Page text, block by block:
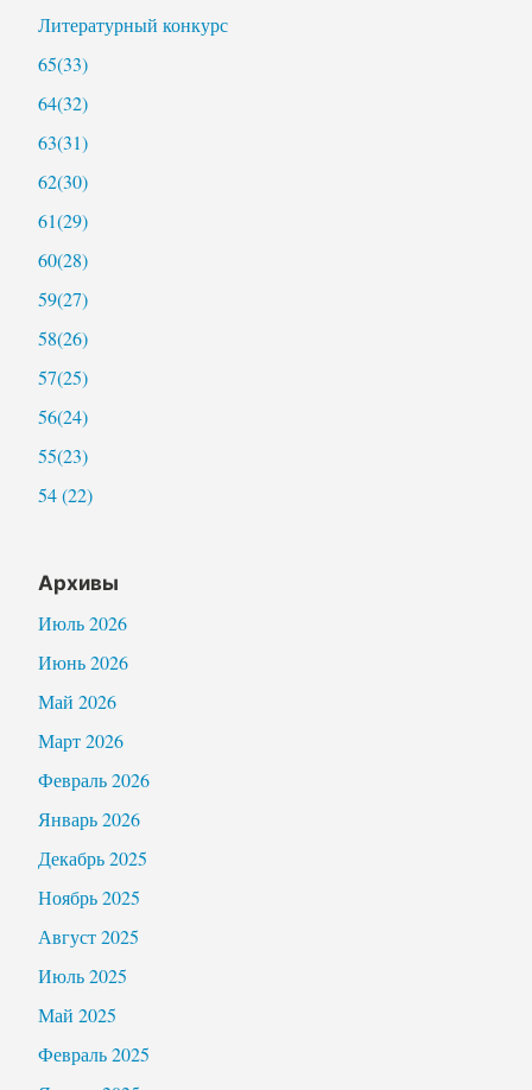
Литературный конкурс
65(33)
64(32)
63(31)
62(30)
61(29)
60(28)
59(27)
58(26)
57(25)
56(24)
55(23)
54 (22)
Архивы
Июль 2026
Июнь 2026
Май 2026
Март 2026
Февраль 2026
Январь 2026
Декабрь 2025
Ноябрь 2025
Август 2025
Июль 2025
Май 2025
Февраль 2025